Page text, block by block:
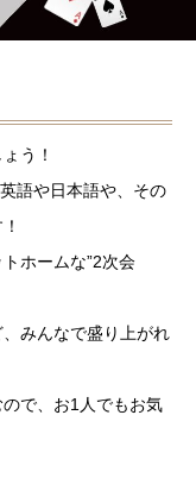
う！
語や日本語や、その
ホームな”2次会
みんなで盛り上がれ
で、お1人でもお気